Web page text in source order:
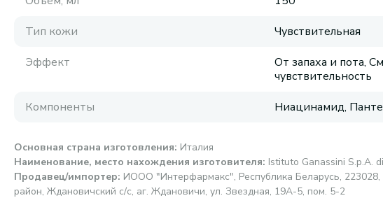
Тип кожи
Чувствительная
Эффект
От запаха и пота,
чувствительность
Компоненты
Ниацинамид,
Основная страна изготовления: Италия
Наименование, место нахождения изготовителя: Istituto Ganassini S.p.A.
Продавец/импортер: ИООО "Интерфармакс", Республика Беларусь, 223028,
район, Ждановичский с/с, аг. Ждановичи, ул. Звездная, 19А-5, пом. 5-2